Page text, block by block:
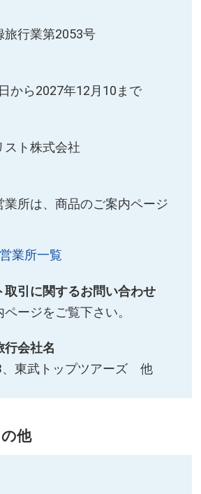
旅行業第2053号
から2027年12月10まで
スト株式会社
業所は、商品のご案内ページ
業所一覧
取引に関するお問い合わせ
ージをご覧下さい。
行会社名
、東武トップツアーズ 他​
他